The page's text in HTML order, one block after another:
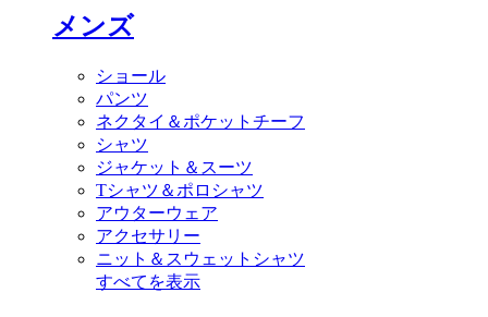
メンズ
ショール
パンツ
ネクタイ＆ポケットチーフ
シャツ
ジャケット＆スーツ
Tシャツ＆ポロシャツ
アウターウェア
アクセサリー
ニット＆スウェットシャツ
すべてを表示